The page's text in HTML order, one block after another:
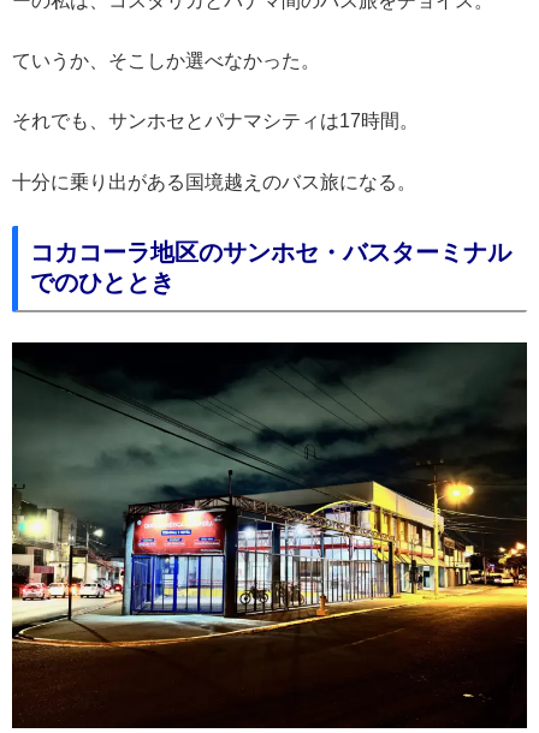
ていうか、そこしか選べなかった。
それでも、サンホセとパナマシティは17時間。
十分に乗り出がある国境越えのバス旅になる。
コカコーラ地区のサンホセ・バスターミナル
でのひととき